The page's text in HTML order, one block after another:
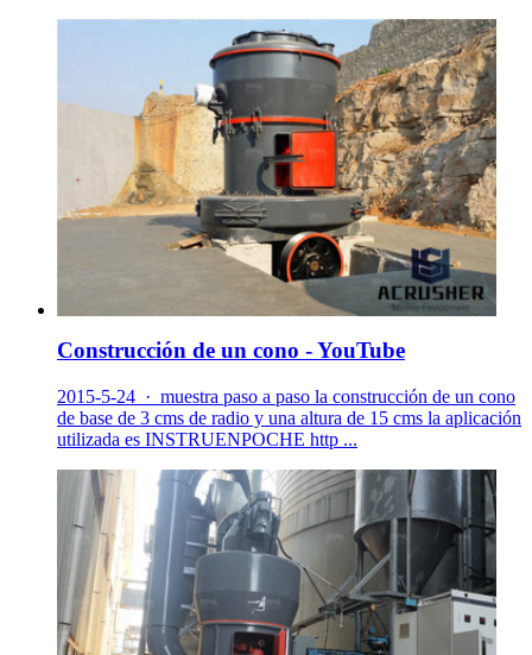
Construcción de un cono - YouTube
2015-5-24 · muestra paso a paso la construcción de un cono
de base de 3 cms de radio y una altura de 15 cms la aplicación
utilizada es INSTRUENPOCHE http ...